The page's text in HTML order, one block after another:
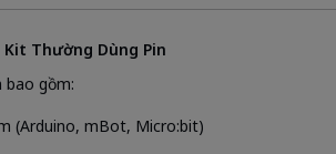
Kit Thường Dùng Pin
bao gồm:
(Arduino, mBot, Micro:bit)